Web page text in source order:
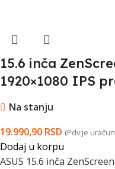
15.6 inča
1920×1080 IPS
Na stanju
19.990,90 RSD (Pdv je
Dodaj u korpu
ASUS 15.6 inča